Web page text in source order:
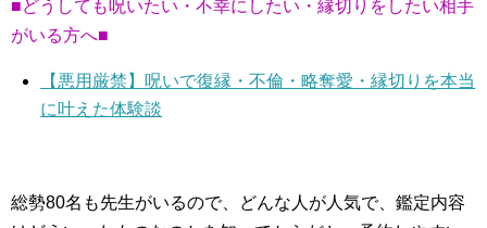
■どうしても呪いたい・不幸にしたい・縁切りをしたい相手
がいる方へ■
【悪用厳禁】呪いで復縁・不倫・略奪愛・縁切りを本当
に叶えた体験談
総勢80名も先生がいるので、どんな人が人気で、鑑定内容